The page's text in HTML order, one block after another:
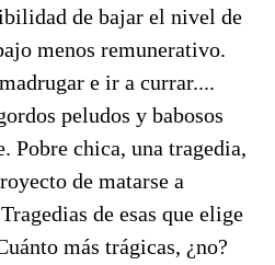
de bajar el nivel de
menos remunerativo.
e ir a currar....
peludos y babosos
Pobre chica, una tragedia,
de matarse a
de esas que elige
más trágicas, ¿no?